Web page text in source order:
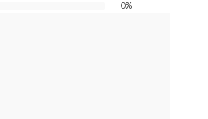
0%